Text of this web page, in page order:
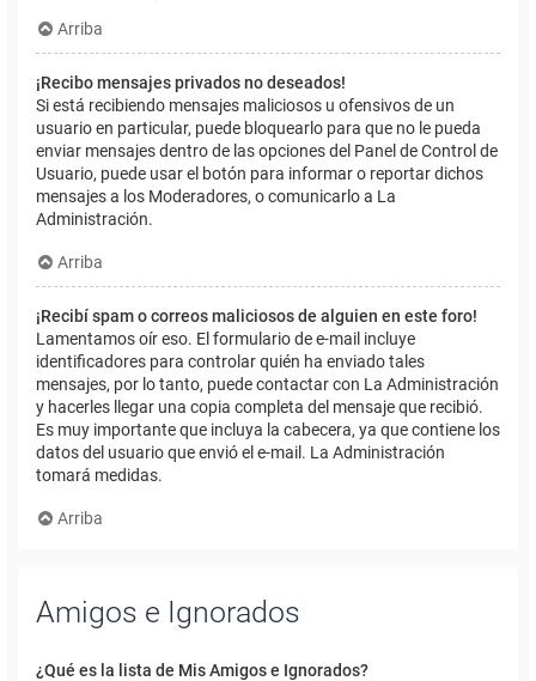
Arriba
¡Recibo mensajes privados no deseados!
Si está recibiendo mensajes maliciosos u ofensivos de un
usuario en particular, puede bloquearlo para que no le pueda
enviar mensajes dentro de las opciones del Panel de Control de
Usuario, puede usar el botón para informar o reportar dichos
mensajes a los Moderadores, o comunicarlo a La
Administración.
Arriba
¡Recibí spam o correos maliciosos de alguien en este foro!
Lamentamos oír eso. El formulario de e-mail incluye
identificadores para controlar quién ha enviado tales
mensajes, por lo tanto, puede contactar con La Administración
y hacerles llegar una copia completa del mensaje que recibió.
Es muy importante que incluya la cabecera, ya que contiene los
datos del usuario que envió el e-mail. La Administración
tomará medidas.
Arriba
Amigos e Ignorados
¿Qué es la lista de Mis Amigos e Ignorados?